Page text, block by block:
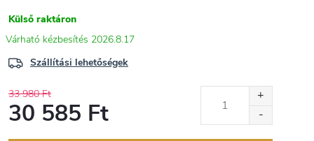
Külső raktáron
2026.8.17
Szállítási lehetőségek
33 980 Ft
30 585 Ft